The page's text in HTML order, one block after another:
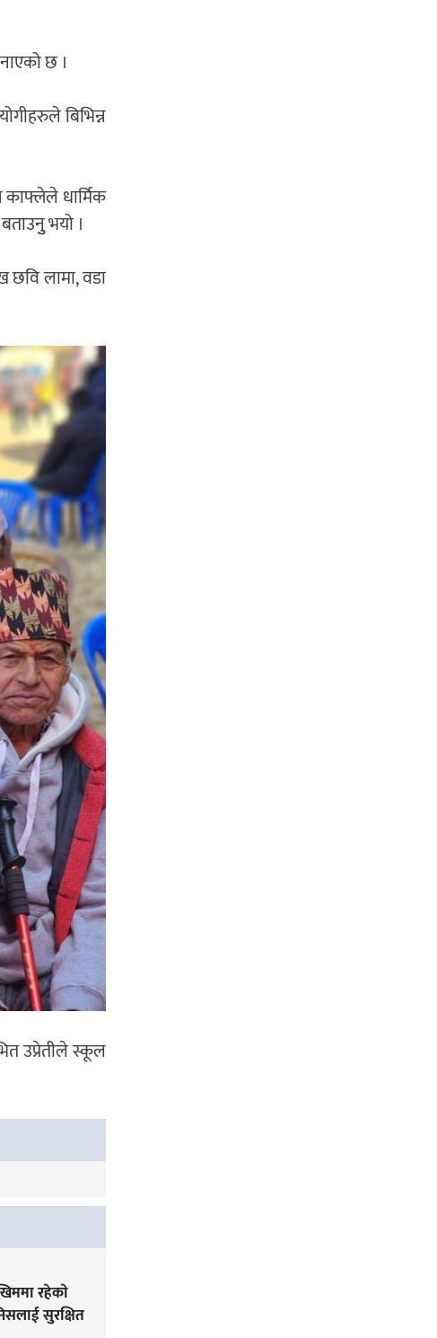
छ ।
बिभिन्न
काफ्लेले धार्मिक
भयो ।
छवि लामा, वडा
उप्रेतीले स्कूल
रहेकाे
सुरक्षित